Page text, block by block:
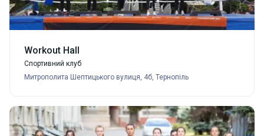
Workout Hall
Спортивний клуб
Митрополита Шептицького вулиця, 4б, Тернопіль